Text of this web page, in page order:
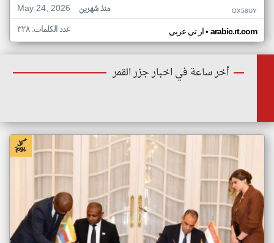
May 24, 2026
منذ شهرين OX58UY
ار تي عربي• arabic.rt.com عدد الكلمات: ٣٢٨
أخر ساعة في اخبار جزر القمر